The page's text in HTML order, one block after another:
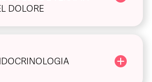
DOLORE